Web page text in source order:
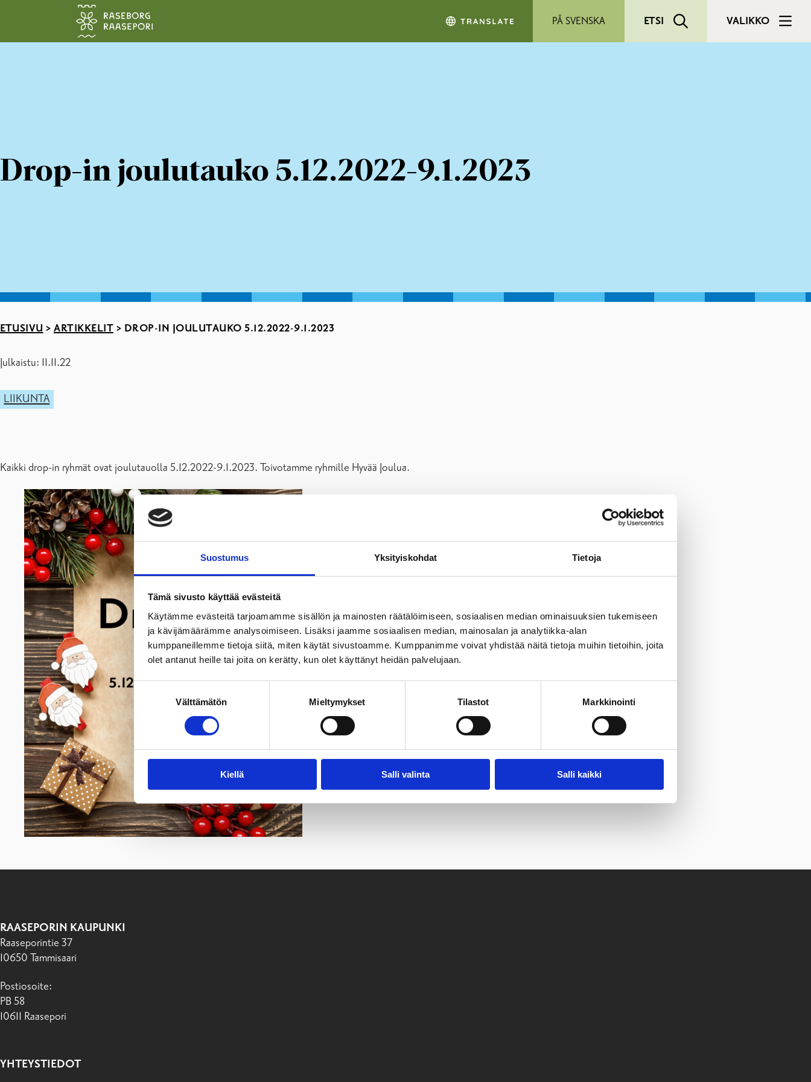
Suostumus Yksityiskohdat Tietoja
Tämä sivusto käyttää evästeitä
Käytämme evästeitä tarjoamamme sisällön ja mainosten räätälöimiseen, sosiaalisen median ominaisuuksien tukemiseen
ja kävijämäärämme analysoimiseen. Lisäksi jaamme sosiaalisen median, mainosalan ja analytiikka-alan
kumppaneillemme tietoja siitä, miten käytät sivustoamme. Kumppanimme voivat yhdistää näitä tietoja muihin tietoihin, joita
olet antanut heille tai joita on kerätty, kun olet käyttänyt heidän palvelujaan.
Välttämätön Mieltymykset Tilastot Markkinointi
Kiellä Salli valinta Salli kaikki
PÅ SVENSKA ETSI VALIKKO
Drop-in joulutauko 5.12.2022-9.1.2023
ETUSIVU > ARTIKKELIT > DROP-IN JOULUTAUKO 5.12.2022-9.1.2023
Julkaistu: 11.11.22
LIIKUNTA
Kaikki drop-in ryhmät ovat joulutauolla 5.12.2022-9.1.2023. Toivotamme ryhmille Hyvää Joulua.
RAASEPORIN KAUPUNKI
Raaseporintie 37
10650 Tammisaari
Postiosoite:
PB 58
10611 Raasepori
YHTEYSTIEDOT